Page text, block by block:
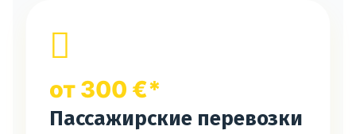
от 300 €*
Пассажирские перевозки